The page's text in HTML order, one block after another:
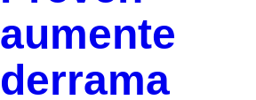
aumente
derrama